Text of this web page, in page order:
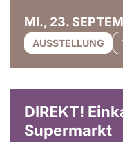
MI., 23.
AUSSTELLUNG
DIREKT!
Supermarkt